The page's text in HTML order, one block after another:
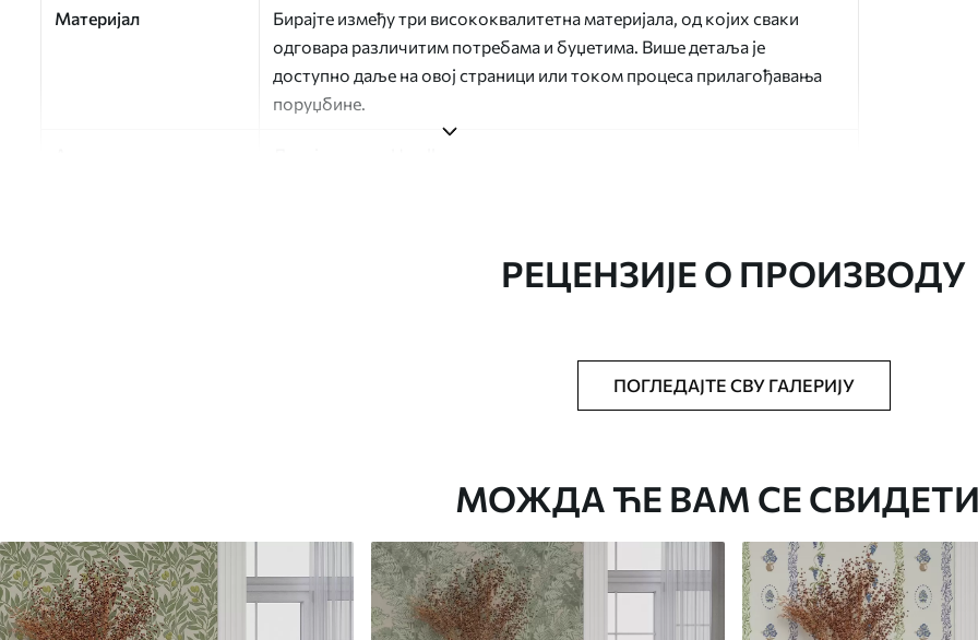
Материјал
Бирајте између три висококвалитетна материјала, од којих сваки
одговара различитим потребама и буџетима. Више детаља је
доступно даље на овој страници или током процеса прилагођавања
поруџбине.
Беспрекорна апликација
Доступни материјали
РЕЦЕНЗИЈЕ О ПРОИЗВОДУ
ПОГЛЕДАЈТЕ СВУ ГАЛЕРИЈУ
МОЖДА ЋЕ ВАМ СЕ